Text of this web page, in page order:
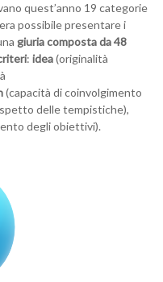
quest’anno 19 categorie
possibile presentare i
giuria composta da 48
: idea(originalità
(capacità di coinvolgimento
delle tempistiche),
degli obiettivi).